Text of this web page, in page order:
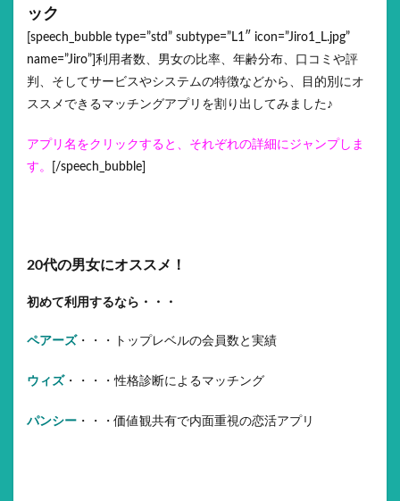
ック
[speech_bubble type=”std” subtype=”L1″ icon=”Jiro1_L.jpg”
name=”Jiro”]利用者数、男女の比率、年齢分布、口コミや評
判、そしてサービスやシステムの特徴などから、目的別にオ
ススメできるマッチングアプリを割り出してみました♪
アプリ名をクリックすると、それぞれの詳細にジャンプしま
す。
[/speech_bubble]
20代の男女にオススメ！
初めて利用するなら・・・
ペアーズ ・・・トップレベルの会員数と実績
ウィズ ・・・・性格診断によるマッチング
パンシー ・・・価値観共有で内面重視の恋活アプリ